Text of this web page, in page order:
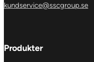
kundservice@sscgroup.se
Produkter